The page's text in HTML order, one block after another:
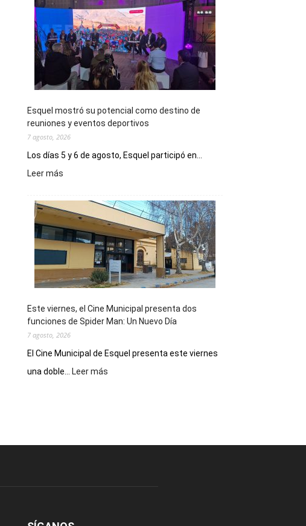
Esquel mostró su potencial como destino de
reuniones y eventos deportivos
7 agosto, 2026
Los días 5 y 6 de agosto, Esquel participó en...
Leer más
su
potencial
como
destino
de
reuniones
y
deportivos
Este viernes, el Cine Municipal presenta dos
funciones de Spider Man: Un Nuevo Día
7 agosto, 2026
El Cine Municipal de Esquel presenta este viernes
una doble...
Leer más
presenta